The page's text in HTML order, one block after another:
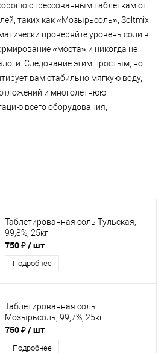
спрессованным таблеткам от
таких как «Мозырьсоль», Soltmix
проверяйте уровень соли в
«моста» и никогда не
Следование этим простым, но
вам стабильно мягкую воду,
и многолетнюю
всего оборудования,
Таблетированная соль Тульская,
99,8%, 25кг
750 ₽/ шт
Подробнее
Таблетированная соль
Мозырьсоль, 99,7%, 25кг
750 ₽/ шт
Подробнее